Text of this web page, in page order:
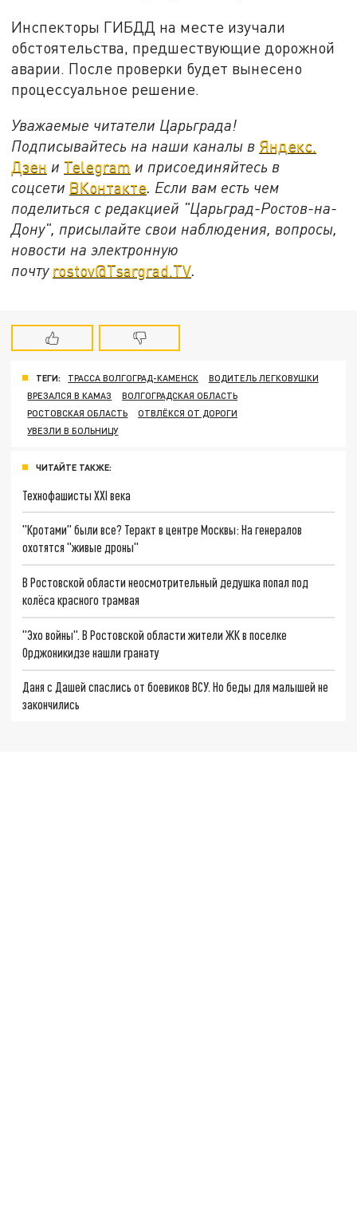
Инспекторы ГИБДД на месте изучали
обстоятельства, предшествующие дорожной
аварии. После проверки будет вынесено
процессуальное решение.
Уважаемые читатели Царьграда!
Подписывайтесь на наши каналы в Яндекс.
Дзен и Telegram и присоединяйтесь в
соцсети ВКонтакте. Если вам есть чем
поделиться с редакцией "Царьград-Ростов-на-
Дону", присылайте свои наблюдения, вопросы,
новости на электронную
почту rostov@Tsargrad.ТV.
ТЕГИ: ТРАССА ВОЛГОГРАД-КАМЕНСК
ВОДИТЕЛЬ ЛЕГКОВУШКИ
ВРЕЗАЛСЯ В КАМАЗ
ВОЛГОГРАДСКАЯ ОБЛАСТЬ
РОСТОВСКАЯ ОБЛАСТЬ
ОТВЛЁКСЯ ОТ ДОРОГИ
УВЕЗЛИ В БОЛЬНИЦУ
ЧИТАЙТЕ ТАКЖЕ:
Технофашисты XXI века
"Кротами" были все? Теракт в центре Москвы: На генералов
охотятся "живые дроны"
В Ростовской области неосмотрительный дедушка попал под
колёса красного трамвая
"Эхо войны". В Ростовской области жители ЖК в поселке
Орджоникидзе нашли гранату
Даня с Дашей спаслись от боевиков ВСУ. Но беды для малышей не
закончились